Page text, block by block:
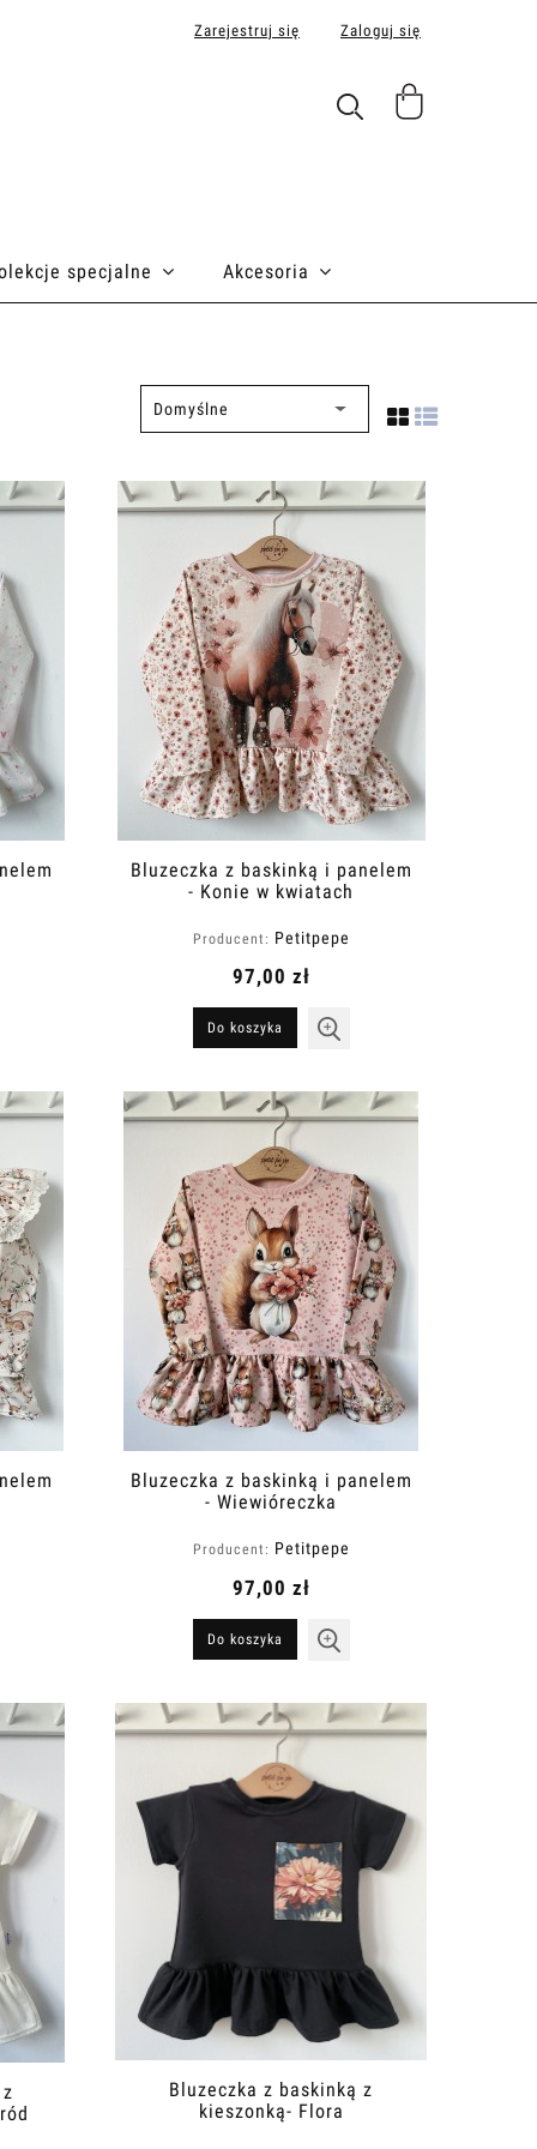
Zarejestruj się Zaloguj się
specjalne Akcesoria
Bluzeczka z baskinką i panelem
- Konie w kwiatach
Producent: Petitpepe
97,00 zł
Do koszyka
Bluzeczka z baskinką i panelem
- Wiewióreczka
Producent: Petitpepe
97,00 zł
Do koszyka
Bluzeczka z baskinką z
kieszonką- Flora